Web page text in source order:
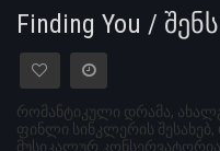
Finding You /
რომანტიკული დრამა,
ფინლი სინკლერის
მუსიკალურ